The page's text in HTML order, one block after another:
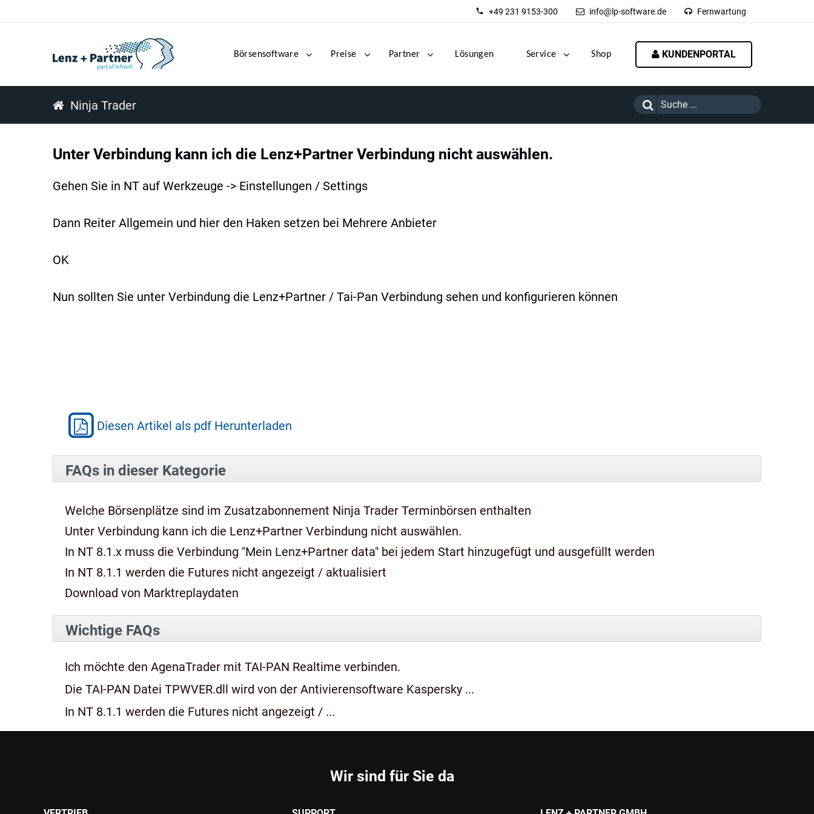
+49 231 9153-300 info@lp-software.de Fernwartung
Börsensoftware Preise Partner Lösungen Service Shop KUNDENPORTAL
Ninja Trader
Unter Verbindung kann ich die Lenz+Partner Verbindung nicht auswählen.
Gehen Sie in NT auf Werkzeuge -> Einstellungen / Settings
Dann Reiter Allgemein und hier den Haken setzen bei Mehrere Anbieter
OK
Nun sollten Sie unter Verbindung die Lenz+Partner / Tai-Pan Verbindung sehen und konfigurieren können
Diesen Artikel als pdf Herunterladen
FAQs in dieser Kategorie
Welche Börsenplätze sind im Zusatzabonnement Ninja Trader Terminbörsen enthalten
Unter Verbindung kann ich die Lenz+Partner Verbindung nicht auswählen.
In NT 8.1.x muss die Verbindung "Mein Lenz+Partner data" bei jedem Start hinzugefügt und ausgefüllt werden
In NT 8.1.1 werden die Futures nicht angezeigt / aktualisiert
Download von Marktreplaydaten
Wichtige FAQs
Ich möchte den AgenaTrader mit TAI-PAN Realtime verbinden.
Die TAI-PAN Datei TPWVER.dll wird von der Antivierensoftware Kaspersky ...
In NT 8.1.1 werden die Futures nicht angezeigt / ...
Wir sind für Sie da